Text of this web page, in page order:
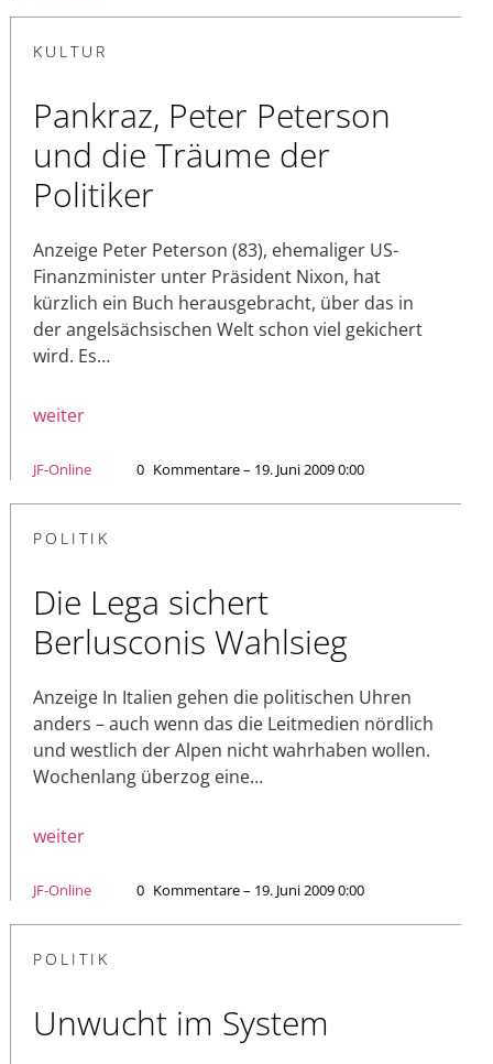
KULTUR
Pankraz, Peter Peterson
und die Träume der
Politiker
Anzeige Peter Peterson (83), ehemaliger US-
Finanzminister unter Präsident Nixon, hat
kürzlich ein Buch herausgebracht, über das in
der angelsächsischen Welt schon viel gekichert
wird. Es…
weiter
JF-Online 0 Kommentare – 19. Juni 2009 0:00
POLITIK
Die Lega sichert
Berlusconis Wahlsieg
Anzeige In Italien gehen die politischen Uhren
anders – auch wenn das die Leitmedien nördlich
und westlich der Alpen nicht wahrhaben wollen.
Wochenlang überzog eine…
weiter
JF-Online 0 Kommentare – 19. Juni 2009 0:00
POLITIK
Unwucht im System